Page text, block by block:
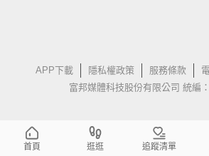
APP下載 隱私權政策 服務條款
富邦媒體科技股份有限公司 統編
首頁 逛逛 追蹤清單